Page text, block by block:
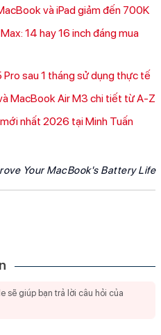
và iPad giảm đến 700K
14 hay 16 inch đáng mua
sau 1 tháng sử dụng thực tế
MacBook Air M3 chi tiết từ A-Z
nhất 2026 tại Minh Tuấn
Your MacBook's Battery Life